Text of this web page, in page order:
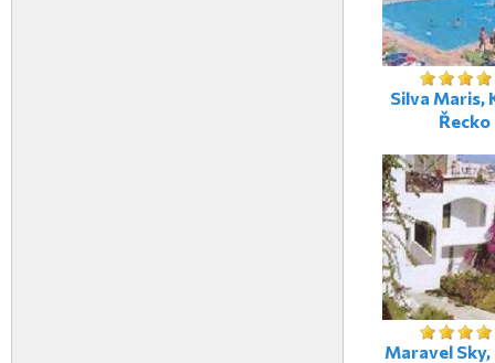
Silva Maris,
Řecko
Maravel